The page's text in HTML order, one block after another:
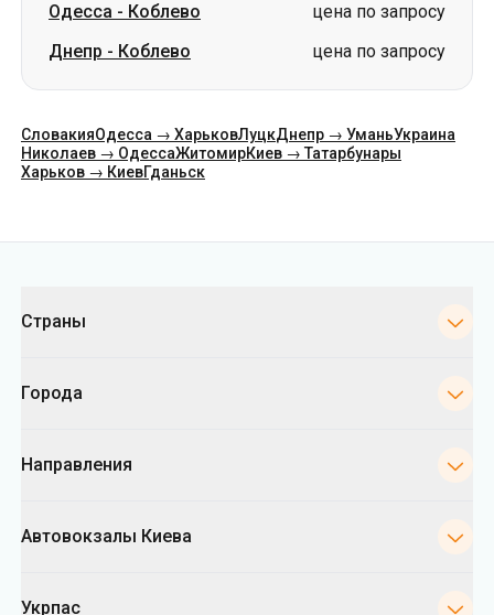
Одесса - Коблево
цена по запросу
Днепр - Коблево цена по запросу
СловакияОдесса → ХарьковЛуцкДнепр → УманьУкраина
Николаев → ОдессаЖитомирКиев → Татарбунары
Харьков → КиевГданьск
Страны
Города
Направления
Автовокзалы Киева
Укрпас